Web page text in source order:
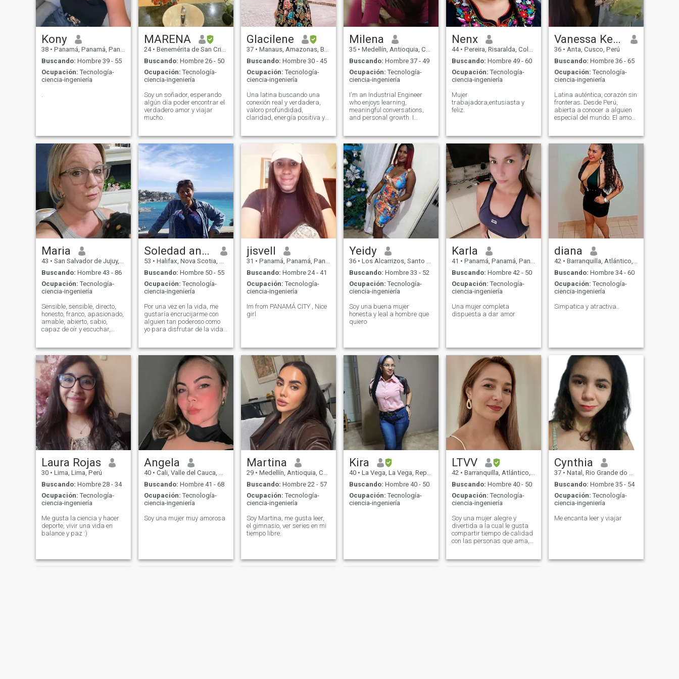
basura. NO GENERALIZO!).
NO responderé los mensajes
A QUIENES BUSCAN SEXO
TURISMO O HABLEN DE
SEXO. Soy muy directa y
clara en lo que busco en esta
pagina.
and restless mind that is
always looking to learn
something new. My goals are
to travel the world, discover
new cultures, and enrich
myself with unforgettable
experiences. I also believe in
constant growth, I want to
continue to improve myself
and build a life full of
meaning with someone who
the whole world !!! jejejejjjejje .
I'm a cheerful person,
optimistic and good -
natured character. And with
many flaws too.
Kony
38 • Panamá, Panamá, Panamá
Buscando: Hombre 39 - 55
Ocupación: Tecnología-
ciencia-ingeniería
.
MARENA
24 • Benemérita de San Cristóbal, San Cristóbal, Rep. Dominicana
Buscando: Hombre 26 - 50
Ocupación: Tecnología-
ciencia-ingeniería
Soy un soñador, esperando
algún día poder encontrar el
verdadero amor y viajar
mucho.
Glacilene
37 • Manaus, Amazonas, Brasil
Buscando: Hombre 30 - 45
Ocupación: Tecnología-
ciencia-ingeniería
Una latina buscando una
conexión real y verdadera,
valoro profundidad,
claridad, energía positiva y
emocional.
Milena
35 • Medellín, Antioquia, Colombia
Buscando: Hombre 37 - 49
Ocupación: Tecnología-
ciencia-ingeniería
I'm an Industrial Engineer
who enjoys learning,
meaningful conversations,
and personal growth. I
conversations about
technology, engineering,
current events, or even life
itself. In my free time, I enjoy
listening to soft rock and
reggae, sharing a good
glass of wine, taking walks
outdoors, and spending time
with animals—especially
dogs. I believe happiness is
found in simple moments
with the right person, and I'm
looking for someone who
shares similar values and is
ready to build a genuine,
lasting relationship.
Nenx
44 • Pereira, Risaralda, Colombia
Buscando: Hombre 49 - 60
Ocupación: Tecnología-
ciencia-ingeniería
Mujer
trabajadora,entusiasta y
feliz.
Vanessa Keyra
36 • Anta, Cusco, Perú
Buscando: Hombre 36 - 65
Ocupación: Tecnología-
ciencia-ingeniería
Latina auténtica, corazón sin
fronteras. Desde Perú,
abierta a conocer a alguien
especial del mundo. El amor
auténtica, corazón sin
fronteras Chica soltera, muy
alegre y sincera. Te esperaré
hasta que llegues a mi vida
y te llevaré a conocer todo el
Perú. Soy cusqueña y
orgullosa de mi tierra. ✨
Maria
43 • San Salvador de Jujuy, Jujuy, Argentina
Buscando: Hombre 43 - 86
Ocupación: Tecnología-
ciencia-ingeniería
Sensible, sensible, directo,
honesto, franco, apasionado,
amable, abierto, sabio,
capaz de oír y escuchar,
me ha hecho una persona
sabia y cómoda.
Soledad and I’m not a member
53 • Halifax, Nova Scotia, Canadá
Buscando: Hombre 50 - 55
Ocupación: Tecnología-
ciencia-ingeniería
Por una vez en la vida, me
gustaría encrucijarme con
alguien tan poderoso como
yo para disfrutar de la vida
desafiante si tienes esas
combinaciones en la vida
que me gustaría saber de ti
jisvell
31 • Panamá, Panamá, Panamá
Buscando: Hombre 24 - 41
Ocupación: Tecnología-
ciencia-ingeniería
Im from PANAMÁ CITY , Nice
girl
Yeidy
36 • Los Alcarrizos, Santo Domingo, Rep. Dominicana
Buscando: Hombre 33 - 52
Ocupación: Tecnología-
ciencia-ingeniería
Soy una buena mujer
honesta y leal a hombre que
quiero
Karla
41 • Panamá, Panamá, Panamá
Buscando: Hombre 42 - 50
Ocupación: Tecnología-
ciencia-ingeniería
Una mujer completa
dispuesta a dar amor
diana
42 • Barranquilla, Atlántico, Colombia
Buscando: Hombre 34 - 60
Ocupación: Tecnología-
ciencia-ingeniería
Simpatica y atractiva..
Laura Rojas
30 • Lima, Lima, Perú
Buscando: Hombre 28 - 34
Ocupación: Tecnología-
ciencia-ingeniería
Me gusta la ciencia y hacer
deporte, vivir una vida en
balance y paz :)
Angela
40 • Cali, Valle del Cauca, Colombia
Buscando: Hombre 41 - 68
Ocupación: Tecnología-
ciencia-ingeniería
Soy una mujer muy amorosa
Martina
29 • Medellín, Antioquia, Colombia
Buscando: Hombre 22 - 57
Ocupación: Tecnología-
ciencia-ingeniería
Soy Martina, me gusta leer,
el gimnasio, ver series en mi
tiempo libre.
Kira
40 • La Vega, La Vega, Rep. Dominicana
Buscando: Hombre 40 - 50
Ocupación: Tecnología-
ciencia-ingeniería
LTVV
42 • Barranquilla, Atlántico, Colombia
Buscando: Hombre 40 - 50
Ocupación: Tecnología-
ciencia-ingeniería
Soy una mujer alegre y
divertida a la cual le gusta
compartir tiempo de calidad
con las personas que ama,
animales!!! Amante de crear
Cynthia
37 • Natal, Rio Grande do Norte, Brasil
Buscando: Hombre 35 - 54
Ocupación: Tecnología-
ciencia-ingeniería
Me encanta leer y viajar